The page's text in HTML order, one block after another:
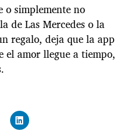
o simplemente no
de Las Mercedes o la
regalo, deja que la app
el amor llegue a tiempo,